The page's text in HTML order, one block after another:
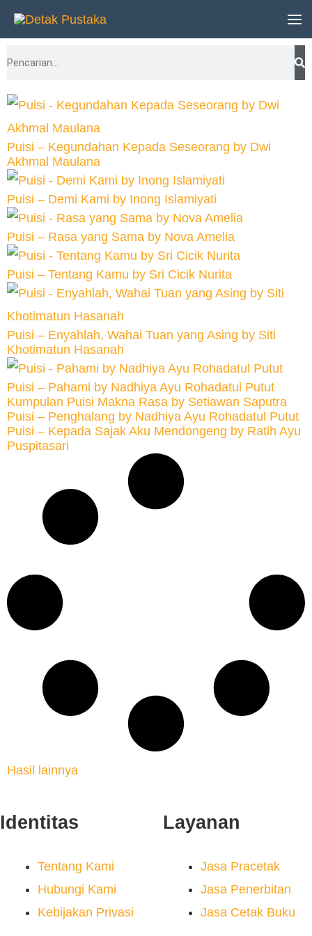
Lewati
konten
Search
Puisi – Kegundahan Kepada Seseorang by Dwi
Akhmal Maulana
Puisi – Demi Kami by Inong Islamiyati
Puisi – Rasa yang Sama by Nova Amelia
Puisi – Tentang Kamu by Sri Cicik Nurita
Puisi – Enyahlah, Wahai Tuan yang Asing by Siti
Khotimatun Hasanah
Puisi – Pahami by Nadhiya Ayu Rohadatul Putut
Kumpulan Puisi Makna Rasa by Setiawan Saputra
Puisi – Penghalang by Nadhiya Ayu Rohadatul Putut
Puisi – Kepada Sajak Aku Mendongeng by Ratih Ayu
Puspitasari
Hasil lainnya
Identitas
Tentang Kami
Hubungi Kami
Kebijakan Privasi
Layanan
Jasa Pracetak
Jasa Penerbitan
Jasa Cetak Buku